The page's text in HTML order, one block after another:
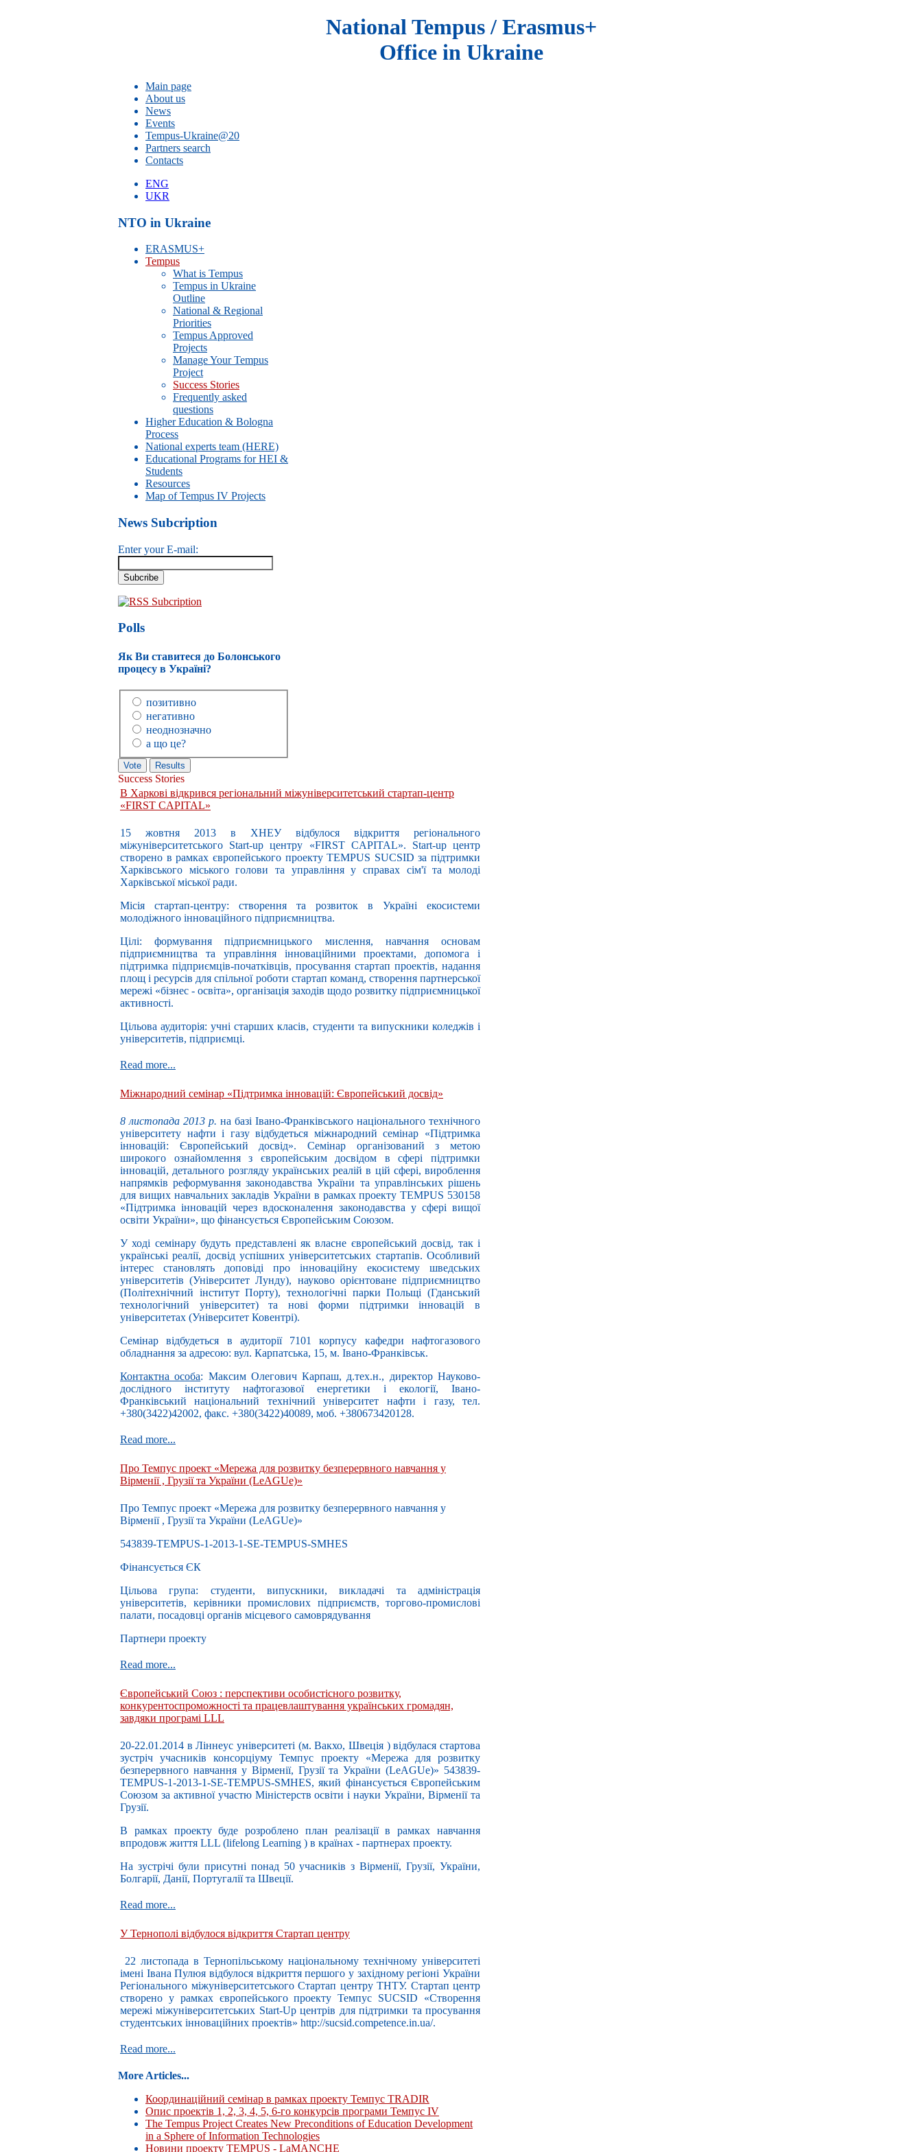
National Tempus / Erasmus+
Office in Ukraine
Main page
About us
News
Events
Tempus-Ukraine@20
Partners search
Contacts
ENG
UKR
NTO in Ukraine
ERASMUS+
Tempus
What is Tempus
Tempus in Ukraine
Outline
National & Regional
Priorities
Tempus Approved
Projects
Manage Your Tempus
Project
Success Stories
Frequently asked
questions
Higher Education & Bologna
Process
National experts team (HERE)
Educational Programs for HEI &
Students
Resources
Map of Tempus IV Projects
News Subcription
Enter your E-mail:
RSS Subcription
Polls
Як Ви ставитеся до Болонського
процесу в Україні?
позитивно
негативно
неоднозначно
а що це?
Success Stories
В Харкові відкрився регіональний міжуніверситетський стартап-центр
«FIRST CAPITAL»
15 жовтня 2013 в ХНЕУ відбулося відкриття регіонального
міжуніверситетського Start-up центру «FIRST CAPITAL». Start-up центр
створено в рамках європейського проекту TEMPUS SUCSID за підтримки
Харківського міського голови та управління у справах сім'ї та молоді
Харківської міської ради.
Місія стартап-центру: створення та розвиток в Україні екосистеми
молодіжного інноваційного підприємництва.
Цілі: формування підприємницького мислення, навчання основам
підприємництва та управління інноваційними проектами, допомога і
підтримка підприємців-початківців, просування стартап проектів, надання
площ і ресурсів для спільної роботи стартап команд, створення партнерської
мережі «бізнес - освіта», організація заходів щодо розвитку підприємницької
активності.
Цільова аудиторія: учні старших класів, студенти та випускники коледжів і
університетів, підприємці.
Read more...
Mіжнародний семінар «Підтримка інновацій: Європейський досвід»
8 листопада 2013 р. на базі Івано-Франківського національного технічного
університету нафти і газу відбудеться міжнародний семінар «Підтримка
інновацій: Європейський досвід». Семінар організований з метою
широкого ознайомлення з європейським досвідом в сфері підтримки
інновацій, детального розгляду українських реалій в цій сфері, вироблення
напрямків реформування законодавства України та управлінських рішень
для вищих навчальних закладів України в рамках проекту TEMPUS 530158
«Підтримка інновацій через вдосконалення законодавства у сфері вищої
освіти України», що фінансується Європейським Союзом.
У ході семінару будуть представлені як власне європейський досвід, так і
українські реалії, досвід успішних університетських стартапів. Особливий
інтерес становлять доповіді про інноваційну екосистему шведських
університетів (Університет Лунду), науково орієнтоване підприємництво
(Політехнічний інститут Порту), технологічні парки Польщі (Гданський
технологічний університет) та нові форми підтримки інновацій в
університетах (Університет Ковентрі).
Семінар відбудеться в аудиторії 7101 корпусу кафедри нафтогазового
обладнання за адресою: вул. Карпатська, 15, м. Івано-Франківськ.
Контактна особа: Максим Олегович Карпаш, д.тех.н., директор Науково-
дослідного інституту нафтогазової енергетики і екології, Івано-
Франківський національний технічний університет нафти і газу, тел.
+380(3422)42002, факс. +380(3422)40089, моб. +380673420128.
Read more...
Про Темпус проект «Мережа для розвитку безперервного навчання у
Вірменії , Грузії та України (LeAGUe)»
Про Темпус проект «Мережа для розвитку безперервного навчання у
Вірменії , Грузії та України (LeAGUe)»
543839-TEMPUS-1-2013-1-SE-TEMPUS-SMHES
Фінансується ЄК
Цільова група: студенти, випускники, викладачі та адміністрація
університетів, керівники промислових підприємств, торгово-промислові
палати, посадовці органів місцевого самоврядування
Партнери проекту
Read more...
Європейський Союз : перспективи особистісного розвитку,
конкурентоспроможності та працевлаштування українських громадян,
завдяки програмі LLL
20-22.01.2014 в Ліннеус університеті (м. Вакхо, Швеція ) відбулася стартова
зустріч учасників консорціуму Темпус проекту «Мережа для розвитку
безперервного навчання у Вірменії, Грузії та України (LeAGUe)» 543839-
TEMPUS-1-2013-1-SE-TEMPUS-SMHES, який фінансується Європейським
Союзом за активної участю Міністерств освіти і науки України, Вірменії та
Грузії.
В рамках проекту буде розроблено план реалізації в рамках навчання
впродовж життя LLL (lifelong Learning ) в країнах - партнерах проекту.
На зустрічі були присутні понад 50 учасників з Вірменії, Грузії, України,
Болгарії, Данії, Португалії та Швеції.
Read more...
У Тернополі відбулося відкриття Стартап центру
22 листопада в Тернопільському національному технічному університеті
імені Івана Пулюя відбулося відкриття першого у західному регіоні України
Регіонального міжуніверситетського Стартап центру ТНТУ. Стартап центр
створено у рамках європейського проекту Темпус SUCSID «Створення
мережі міжуніверситетських Start-Up центрів для підтримки та просування
студентських інноваційних проектів» http://sucsid.competence.in.ua/.
Read more...
More Articles...
Координаційний семінар в рамках проекту Темпус TRADIR
Опис проектів 1, 2, 3, 4, 5, 6-го конкурсів програми Темпус IV
The Tempus Project Creates New Preconditions of Education Development
in a Sphere of Information Technologies
Новини проекту TEMPUS - LaMANCHE